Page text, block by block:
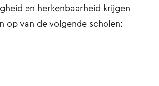
en herkenbaarheid krijgen
op van de volgende scholen: